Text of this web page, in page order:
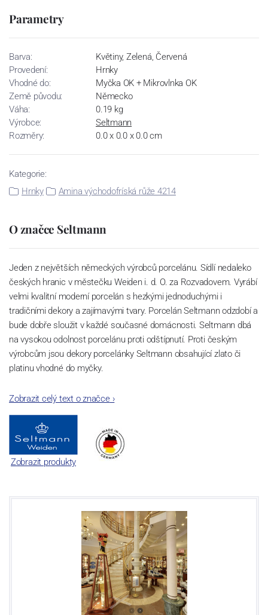
Parametry
Barva:
Květiny, Zelená, Červená
Provedení:
Hrnky
Vhodné do:
Myčka OK + Mikrovlnka OK
Země původu:
Německo
Váha:
0.19 kg
Výrobce:
Seltmann
Rozměry:
0.0 x 0.0 x 0.0 cm
Kategorie:
Hrnky
Amina východofríská růže 4214
O značce Seltmann
Jeden z největších německých výrobců porcelánu. Sídlí nedaleko
českých hranic v městečku Weiden i. d. O. za Rozvadovem. Vyrábí
velmi kvalitní moderní porcelán s hezkými jednoduchými i
tradičními dekory a zajímavými tvary. Porcelán Seltmann odzdobí a
bude dobře sloužit v každé současné domácnosti. Seltmann dbá
na vysokou odolnost porcelánu proti odštípnutí. Proti českým
výrobcům jsou dekory porcelánky Seltmann obsahující zlato či
platinu vhodné do myčky.
Zobrazit celý text o značce›
Zobrazit produkty